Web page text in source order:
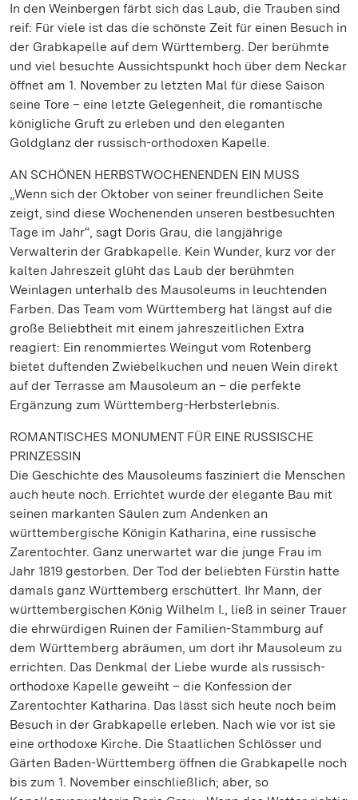
In den Weinbergen färbt sich das Laub, die Trauben sind
reif: Für viele ist das die schönste Zeit für einen Besuch in
der Grabkapelle auf dem Württemberg. Der berühmte
und viel besuchte Aussichtspunkt hoch über dem Neckar
öffnet am 1. November zu letzten Mal für diese Saison
seine Tore – eine letzte Gelegenheit, die romantische
königliche Gruft zu erleben und den eleganten
Goldglanz der russisch-orthodoxen Kapelle.
AN SCHÖNEN HERBSTWOCHENENDEN EIN MUSS
„Wenn sich der Oktober von seiner freundlichen Seite
zeigt, sind diese Wochenenden unseren bestbesuchten
Tage im Jahr“, sagt Doris Grau, die langjährige
Verwalterin der Grabkapelle. Kein Wunder, kurz vor der
kalten Jahreszeit glüht das Laub der berühmten
Weinlagen unterhalb des Mausoleums in leuchtenden
Farben. Das Team vom Württemberg hat längst auf die
große Beliebtheit mit einem jahreszeitlichen Extra
reagiert: Ein renommiertes Weingut vom Rotenberg
bietet duftenden Zwiebelkuchen und neuen Wein direkt
auf der Terrasse am Mausoleum an – die perfekte
Ergänzung zum Württemberg-Herbsterlebnis.
ROMANTISCHES MONUMENT FÜR EINE RUSSISCHE
PRINZESSIN
Die Geschichte des Mausoleums fasziniert die Menschen
auch heute noch. Errichtet wurde der elegante Bau mit
seinen markanten Säulen zum Andenken an
württembergische Königin Katharina, eine russische
Zarentochter. Ganz unerwartet war die junge Frau im
Jahr 1819 gestorben. Der Tod der beliebten Fürstin hatte
damals ganz Württemberg erschüttert. Ihr Mann, der
württembergischen König Wilhelm I., ließ in seiner Trauer
die ehrwürdigen Ruinen der Familien-Stammburg auf
dem Württemberg abräumen, um dort ihr Mausoleum zu
errichten. Das Denkmal der Liebe wurde als russisch-
orthodoxe Kapelle geweiht – die Konfession der
Zarentochter Katharina. Das lässt sich heute noch beim
Besuch in der Grabkapelle erleben. Nach wie vor ist sie
eine orthodoxe Kirche. Die Staatlichen Schlösser und
Gärten Baden-Württemberg öffnen die Grabkapelle noch
bis zum 1. November einschließlich; aber, so